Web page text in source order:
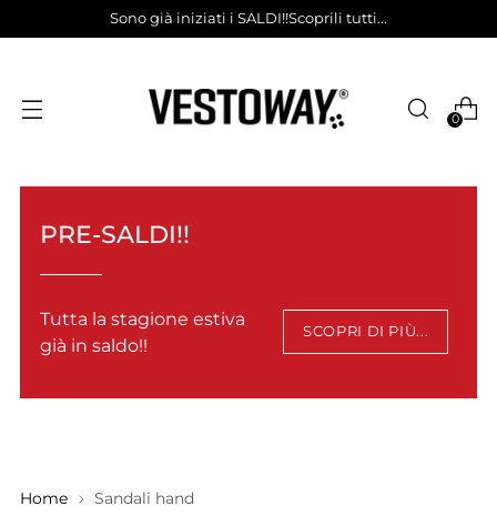
Sono già iniziati i SALDI!!Scoprili tutti...
0
PRE-SALDI!!
Tutta la stagione estiva
già in saldo!!
SCOPRI DI PIÙ...
Home Sandali hand